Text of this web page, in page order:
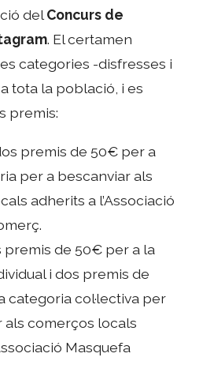
delConcurs de
. El certamen
categories -disfresses i
tota la població, i es
premis:
premis de 50€ per a
per a bescanviar als
adherits a l’Associació
premis de 50€ per a la
i dos premis de
categoria col·lectiva per
als comerços locals
Masquefa